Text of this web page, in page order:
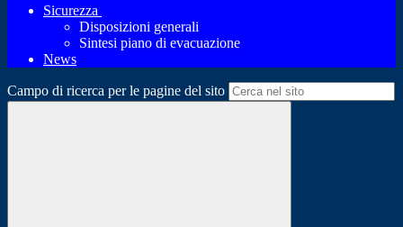
Sicurezza
Disposizioni generali
Sintesi piano di evacuazione
News
Campo di ricerca per le pagine del sito